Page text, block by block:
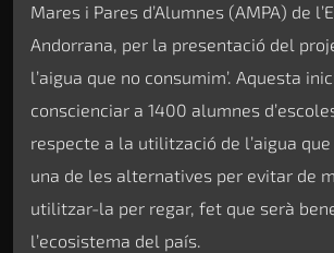
Mares i Pares d’Alumnes (AMPA) de
Andorrana, per la presentació del
l’aigua que no consumim’. Aquesta
conscienciar a 1400 alumnes
respecte a la utilització de l’aigua
una de les alternatives per evitar de
utilitzar-la per regar, fet que serà
l’ecosistema del país.